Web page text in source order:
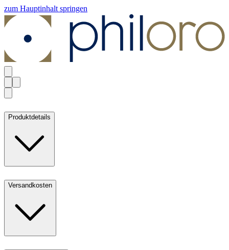
zum Hauptinhalt springen
Produktdetails
Versandkosten